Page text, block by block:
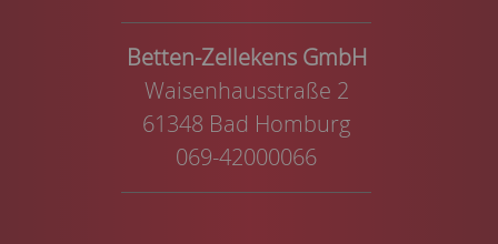
Betten-Zellekens GmbH
Waisenhausstraße 2
61348 Bad Homburg
069-42000066